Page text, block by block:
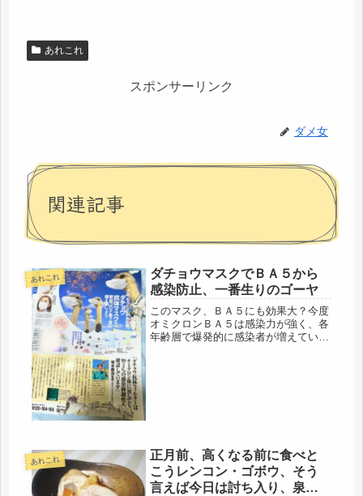
あれこれ
スポンサーリンク
ダメ女
関連記事
あれこれ
ダチョウマスクでＢＡ５から
感染防止、一番生りのゴーヤ
このマスク、ＢＡ５にも効果大？今度
オミクロンＢＡ５は感染力が強く、各
年齢層で爆発的に感染者が増えている
あれこれ
正月前、高くなる前に食べと
こうレンコン・ゴボウ、そう
言えば今日は討ち入り、泉岳